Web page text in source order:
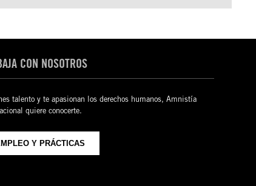
CON NOSOTROS
talento y te apasionan los derechos humanos, Amnistía
quiere conocerte.
Y PRÁCTICAS